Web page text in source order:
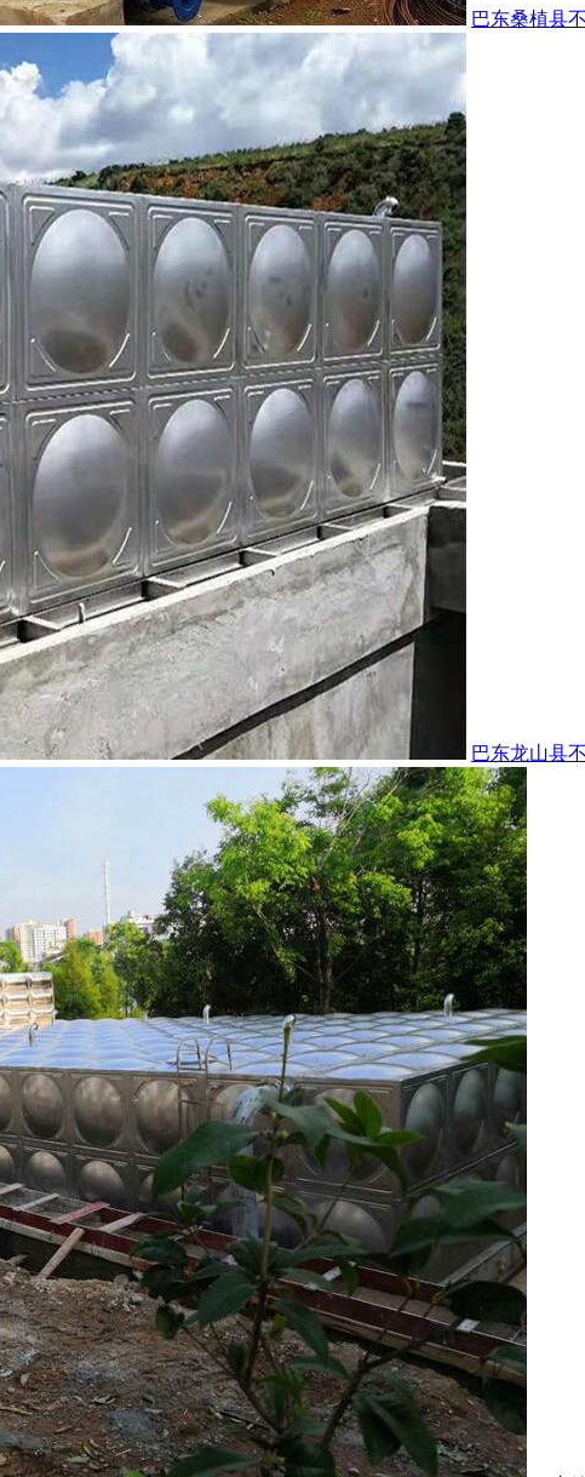
巴东桑植县
巴东龙山县